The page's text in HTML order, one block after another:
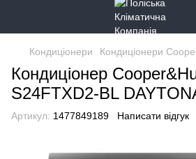
Кондиціонери Кондиціонери
Кондиціонер
S24FTXD2-BL
Артикул: 1477849189 Написати відгук